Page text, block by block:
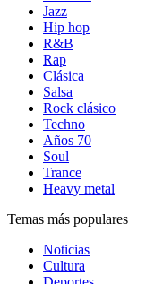
Jazz
Hip hop
R&B
Rap
Clásica
Salsa
Rock clásico
Techno
Años 70
Soul
Trance
Heavy metal
Temas más populares
Noticias
Cultura